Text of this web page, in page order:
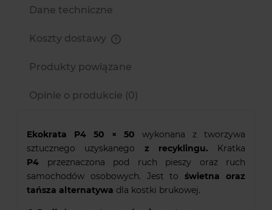
Dane techniczne
Koszty dostawy
Produkty powiązane
Opinie o produkcie (0)
Ekokrata P4 50 × 50 wykonana z tworzywa
sztucznego uzyskanego z recyklingu. Kratka
P4 przeznaczona pod ruch pieszy oraz ruch
samochodów osobowych. Jest toświetna oraz
tańsza alternatywa dla kostki brukowej.